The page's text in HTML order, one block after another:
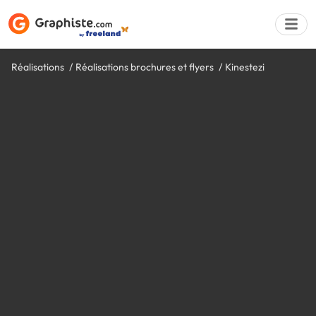
Réalisations Réalisations brochures et flyers Kinestezi